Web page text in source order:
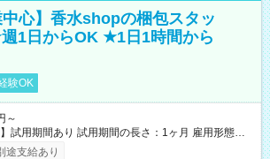
中心】香水shopの梱包スタッ
1日からOK ★1日1時間から
験OK
～
】試用期間あり 試用期間の長さ：1ヶ月 雇用形態、
時と同じです。
途支給あり